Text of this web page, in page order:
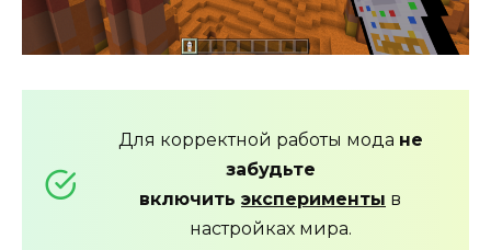
Для корректной работы мода не
забудьте
включить эксперименты в
настройках мира.